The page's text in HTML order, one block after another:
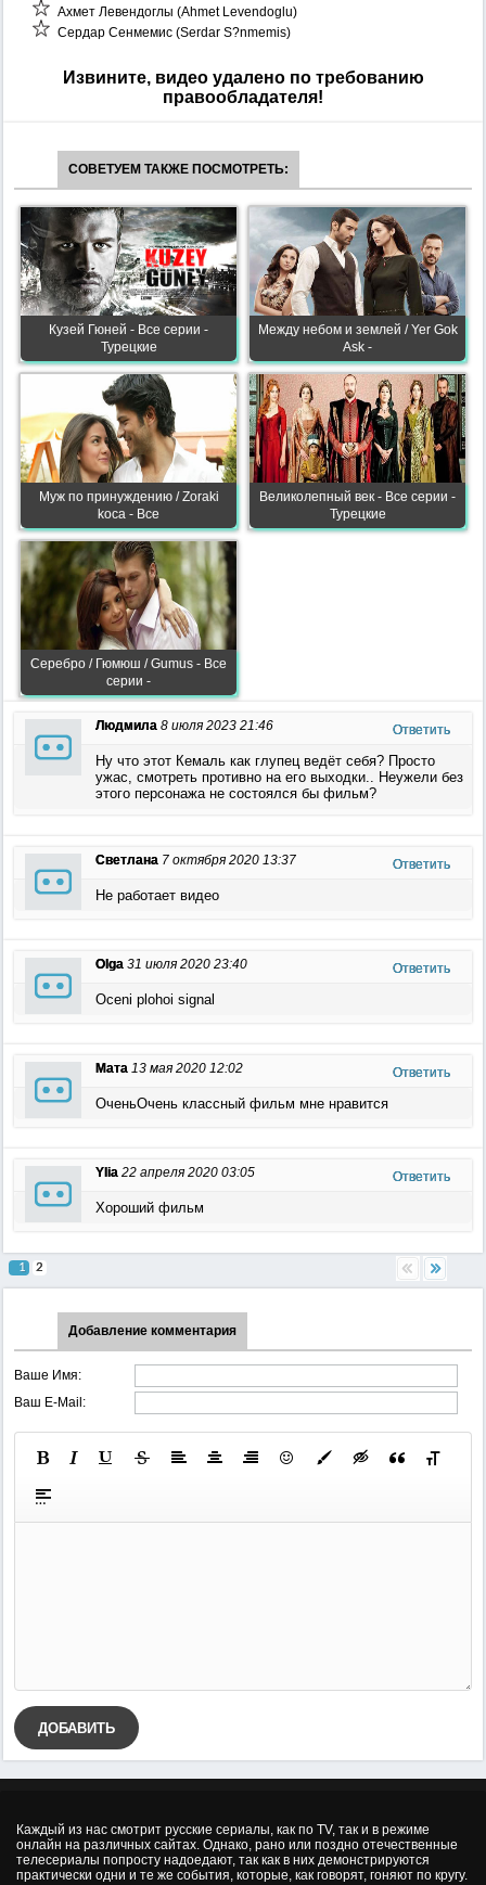
Ахмет Левендоглы (Ahmet Levendoglu)
Сердар Сенмемис (Serdar S?nmemis)
Извините, видео удалено по требованию
правообладателя!
СОВЕТУЕМ ТАКЖЕ ПОСМОТРЕТЬ:
Кузей Гюней - Все серии -
Турецкие
Между небом и землей / Yer Gok
Ask -
Муж по принуждению / Zoraki
koca - Все
Великолепный век - Все серии -
Турецкие
Серебро / Гюмюш / Gumus - Все
серии -
Людмила 8 июля 2023 21:46 Ответить
Ну что этот Кемаль как глупец ведёт себя? Просто
ужас, смотреть противно на его выходки.. Неужели без
этого персонажа не состоялся бы фильм?
Светлана 7 октября 2020 13:37 Ответить
Не работает видео
Olga 31 июля 2020 23:40 Ответить
Oceni plohoi signal
Мата 13 мая 2020 12:02 Ответить
ОченьОчень классный фильм мне нравится
Ylia 22 апреля 2020 03:05 Ответить
Хороший фильм
1 2
Добавление комментария
Ваше Имя:
Ваш E-Mail:
ДОБАВИТЬ
Каждый из нас смотрит русские сериалы, как по TV, так и в режиме
онлайн на различных сайтах. Однако, рано или поздно отечественные
телесериалы попросту надоедают, так как в них демонстрируются
практически одни и те же события, которые, как говорят, гоняют по кругу.